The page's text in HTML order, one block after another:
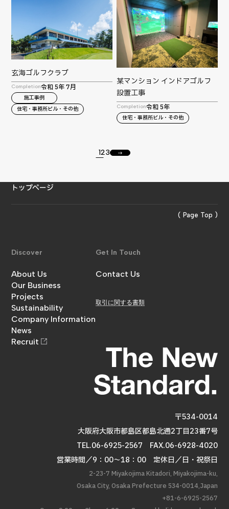
玄海ゴルフクラブ
Completion令和 5年 7月
施工事例
住宅・事務所ビル・その他
某マンション インドアゴルフ
設置工事
Completion令和 5年
住宅・事務所ビル・その他
123 east
トップページ
( Page Top )
Discover
About Us
金澤工務店について
Our Business
事業内容
Projects
施工実績
Sustainability
サステナビリティ
Company Information
企業情報
News
お知らせ
Recruit
Get In Touch
Contact Us
取引に関する書類
〒534-0014
大阪府大阪市都島区都島北通2丁目23番7号
TEL.06-6925-2567 FAX.06-6928-4020
営業時間／9：00～18：00 定休日／日・祝祭日
2-23-7 Miyakojima Kitadori, Miyakojima-ku,
Osaka City, Osaka Prefecture 534-0014,Japan
+81-6-6925-2567